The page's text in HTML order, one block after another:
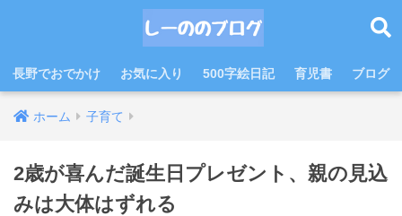
長野でおでかけ お気に入り 500字絵日記 育児書 ブログ
ホーム 子育て
2歳が喜んだ誕生日プレゼント、親の見込
みは大体はずれる